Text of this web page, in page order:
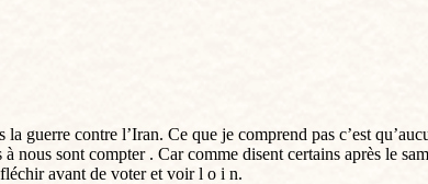
contre l’Iran. Ce que je comprend pas c’est
nous sont compter . Car comme disent certains après le
avant de voter et voir l o i n.